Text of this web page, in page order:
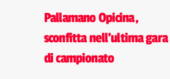
Pallamano Opicina,
sconfitta nell'ultima gara
di campionato